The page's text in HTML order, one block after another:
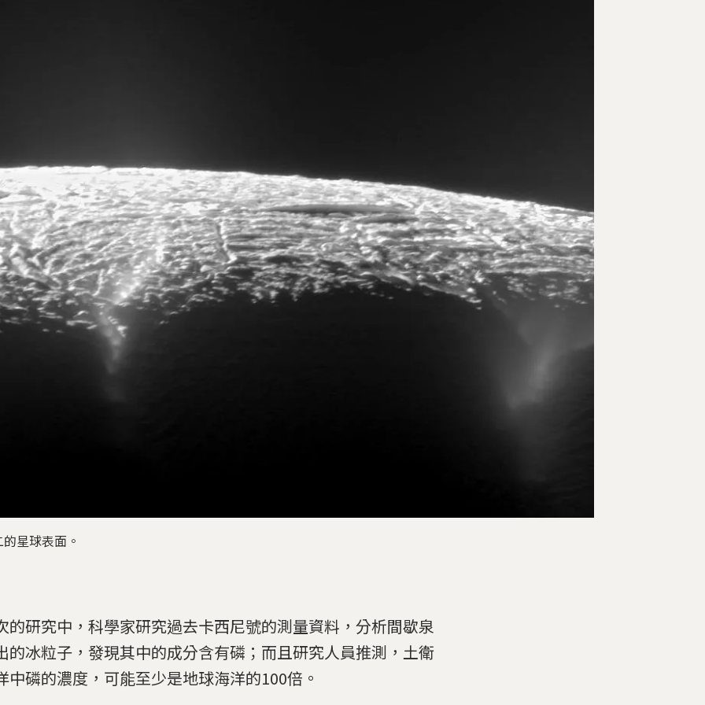
星球表面。
的研究中，科學家研究過去卡西尼號的測量資料，分析間歇泉
的冰粒子，發現其中的成分含有磷；而且研究人員推測，土衛
中磷的濃度，可能至少是地球海洋的100倍。